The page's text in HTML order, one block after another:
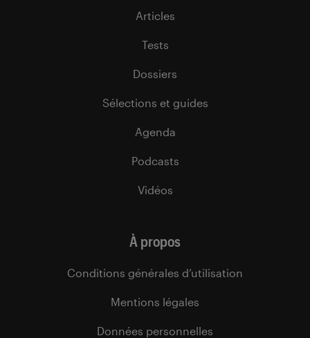
Articles
Tests
Dossiers
Sélections et guides
Agenda
Podcasts
Vidéos
À propos
Conditions générales d’utilisation
Mentions légales
Données personnelles